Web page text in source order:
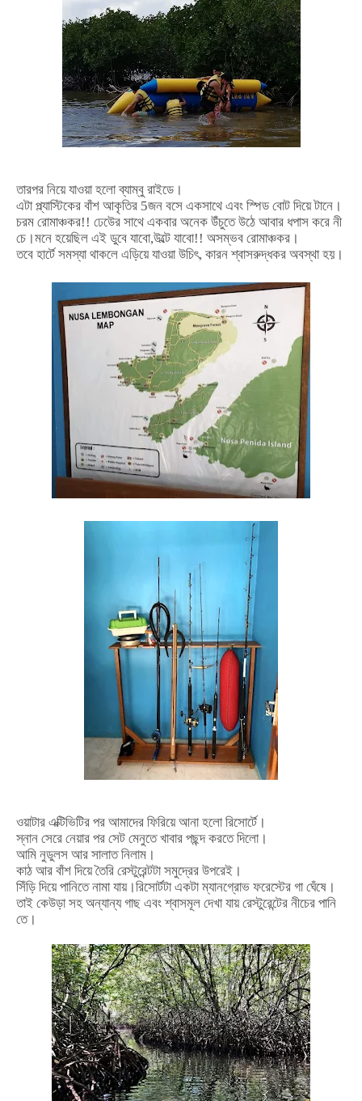
তারপর নিয়ে যাওয়া হলো ব্যাম্বু রাইডে।
এটা প্ল্যাস্টিকের বাঁশ আকৃতির 5জন বসে একসাথে এবং স্পিড বোট দিয়ে টানে।
চরম রোমাঞ্চকর!! ঢেউের সাথে একবার অনেক উঁচুতে উঠে আবার ধপাস করে নী
চে।মনে হয়েছিল এই ডুবে যাবো,উল্টে যাবো!! অসম্ভব রোমাঞ্চকর।
তবে হার্টে সমস্যা থাকলে এড়িয়ে যাওয়া উচিৎ, কারন শ্বাসরুদ্ধকর অবস্থা হয়।
ওয়াটার এক্টিভিটির পর আমাদের ফিরিয়ে আনা হলো রিসোর্টে।
স্নান সেরে নেয়ার পর সেট মেনুতে খাবার পছন্দ করতে দিলো।
আমি নুডুলস আর সালাত নিলাম।
কাঠ আর বাঁশ দিয়ে তৈরি রেস্টুরেন্টটা সমুদ্রের উপরেই।
সিঁড়ি দিয়ে পানিতে নামা যায়।রিসোর্টটা একটা ম্যানগ্রোভ ফরেস্টের গা ঘেঁষে।
তাই কেউড়া সহ অন্যান্য গাছ এবং শ্বাসমূল দেখা যায় রেস্টুরেন্টের নীচের পানি
তে।